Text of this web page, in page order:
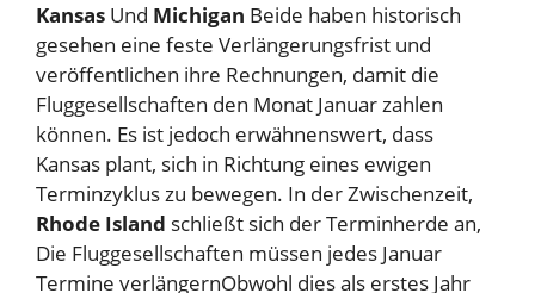
Kansas Und Michigan Beide haben historisch
gesehen eine feste Verlängerungsfrist und
veröffentlichen ihre Rechnungen, damit die
Fluggesellschaften den Monat Januar zahlen
können. Es ist jedoch erwähnenswert, dass
Kansas plant, sich in Richtung eines ewigen
Terminzyklus zu bewegen. In der Zwischenzeit,
Rhode Island schließt sich der Terminherde an,
Die Fluggesellschaften müssen jedes Januar
Termine verlängernObwohl dies als erstes Jahr